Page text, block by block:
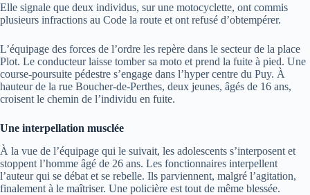
Elle signale que deux individus, sur une motocyclette, ont commis
plusieurs infractions au Code la route et ont refusé d’obtempérer.
L’équipage des forces de l’ordre les repère dans le secteur de la place
Plot. Le conducteur laisse tomber sa moto et prend la fuite à pied. Une
course-poursuite pédestre s’engage dans l’hyper centre du Puy. À
hauteur de la rue Boucher-de-Perthes, deux jeunes, âgés de 16 ans,
croisent le chemin de l’individu en fuite.
Une interpellation musclée
À la vue de l’équipage qui le suivait, les adolescents s’interposent et
stoppent l’homme âgé de 26 ans. Les fonctionnaires interpellent
l’auteur qui se débat et se rebelle. Ils parviennent, malgré l’agitation,
finalement à le maîtriser. Une policière est tout de même blessée.